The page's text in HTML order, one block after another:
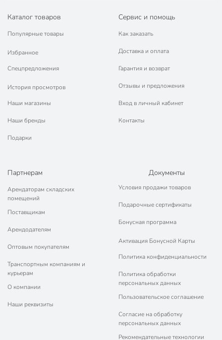
Каталог товаров
Популярные товары
Избранное
Спецпредложения
История просмотров
Наши магазины
Наши бренды
Подарки
Сервис и помощь
Как заказать
Доставка и оплата
Гарантия и возврат
Отзывы и предложения
Вход в личный кабинет
Контакты
Партнерам
Арендаторам складских
помещений
Поставщикам
Арендодателям
Оптовым покупателям
Транспортным компаниям и
курьерам
О компании
Наши реквизиты
Документы
Условия продажи товаров
Подарочные сертификаты
Бонусная программа
Активация Бонусной Карты
Политика конфиденциальности
Политика обработки
персональных данных
Пользовательское соглашение
Согласие на обработку
персональных данных
Рекомендательные технологии